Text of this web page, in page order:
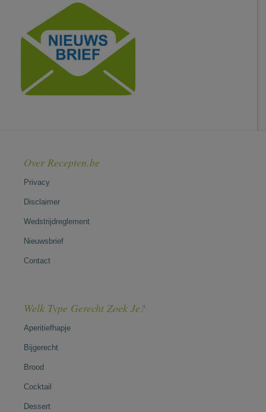
Over Recepten.be
Privacy
Disclaimer
Wedstrijdreglement
Nieuwsbrief
Contact
Welk Type Gerecht Zoek Je?
Aperitiefhapje
Bijgerecht
Brood
Cocktail
Dessert